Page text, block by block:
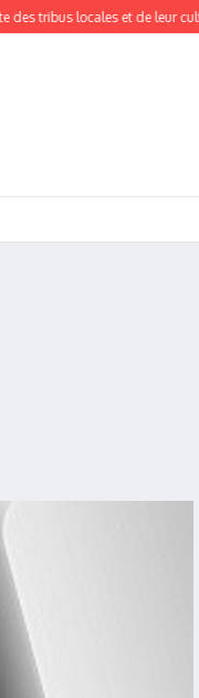
tribus locales et de leur culture